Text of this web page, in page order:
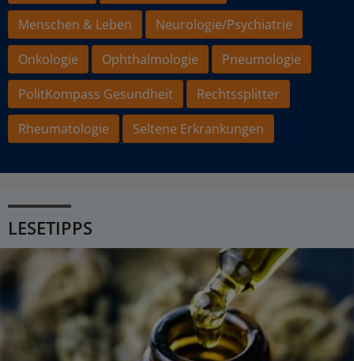
Menschen & Leben
Neurologie/Psychiatrie
Onkologie
Ophthalmologie
Pneumologie
PolitKompass Gesundheit
Rechtssplitter
Rheumatologie
Seltene Erkrankungen
LESETIPPS